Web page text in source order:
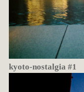
kyoto-nostalgia #1